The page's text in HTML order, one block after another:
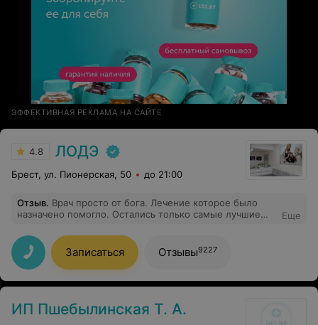
ЭФФЕКТИВНАЯ РЕКЛАМА НА САЙТЕ
4.8 ЛОДЭ
Брест, ул. Пионерская, 50 до 21:00
Отзыв. Врач просто от бога. Лечение которое было
назначено помогло. Остались только самые лучшие
Еще
Записаться Отзывы9227
ИП Пшебылинская Т. А.